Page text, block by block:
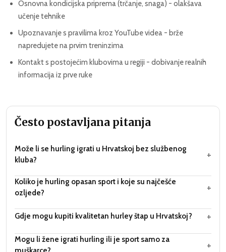
Osnovna kondicijska priprema (trčanje, snaga) - olakšava
učenje tehnike
Upoznavanje s pravilima kroz YouTube videa - brže
napredujete na prvim treninzima
Kontakt s postojećim klubovima u regiji - dobivanje realnih
informacija iz prve ruke
Često postavljana pitanja
Može li se hurling igrati u Hrvatskoj bez službenog
kluba?
+
Koliko je hurling opasan sport i koje su najčešće
ozljede?
+
Gdje mogu kupiti kvalitetan hurley štap u Hrvatskoj? +
Mogu li žene igrati hurling ili je sport samo za
+